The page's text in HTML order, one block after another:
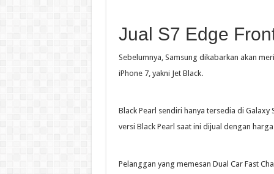
Jual S7 Edge
Sebelumnya, Samsung dikabarkan akan
iPhone 7, yakni Jet Black.
Black Pearl sendiri hanya tersedia di Galaxy
versi Black Pearl saat ini dijual dengan
Pelanggan yang memesan Dual Car Fast